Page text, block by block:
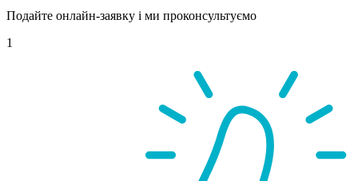
Подайте онлайн-заявку і ми проконсультуємо
1